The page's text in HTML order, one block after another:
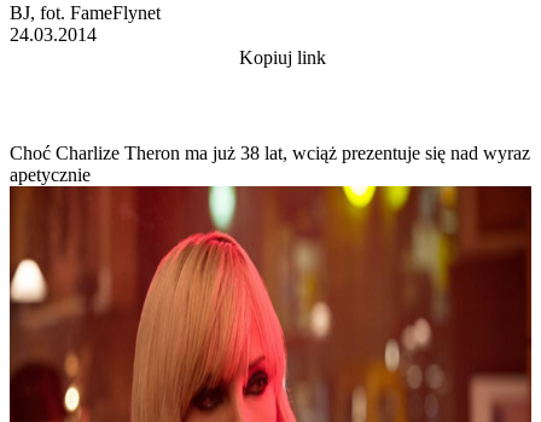
BJ, fot. FameFlynet
24.03.2014
Kopiuj link
Choć Charlize Theron ma już 38 lat, wciąż prezentuje się nad wyraz
apetycznie